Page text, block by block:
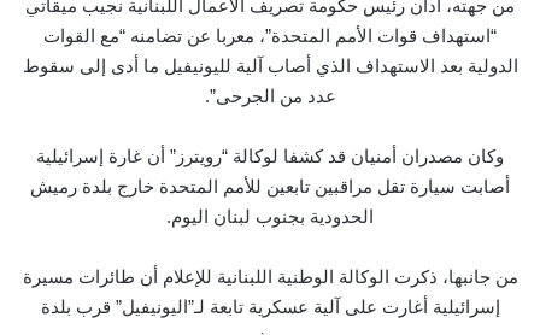
من جهته، أدان رئيس حكومة تصريف الأعمال اللبنانية نجيب ميقاتي
“استهداف قوات الأمم المتحدة”، معربا عن تضامنه “مع القوات
الدولية بعد الاستهداف الذي أصاب آلية لليونيفيل ما أدى إلى سقوط
عدد من الجرحى”.
وكان مصدران أمنيان قد كشفا لوكالة “رويترز” أن غارة إسرائيلية
أصابت سيارة تقل مراقبين تابعين للأمم المتحدة خارج بلدة رميش
الحدودية بجنوب لبنان اليوم.
من جانبها، ذكرت الوكالة الوطنية اللبنانية للإعلام أن طائرات مسيرة
إسرائيلية أغارت على آلية عسكرية تابعة لـ”اليونيفيل” قرب بلدة